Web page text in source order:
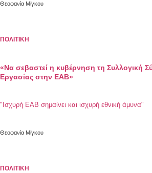
Θεοφανία Μίγκου
ΠΟΛΙΤΙΚΗ
«Να σεβαστεί η κυβέρνηση τη Συλλογική
Εργασίας στην ΕΑΒ»
"Ισχυρή ΕΑΒ σημαίνει και ισχυρή εθνική άμυνα"
Θεοφανία Μίγκου
ΠΟΛΙΤΙΚΗ